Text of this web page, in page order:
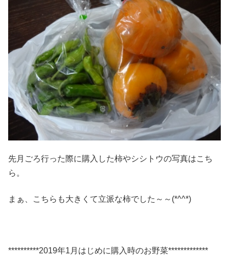
先月ごろ行った際に購入した柿やシシトウの写真はこち
ら。
まぁ、こちらも大きくて立派な柿でした～～(*^^*)
**********2019年1月はじめに購入時のお野菜*************